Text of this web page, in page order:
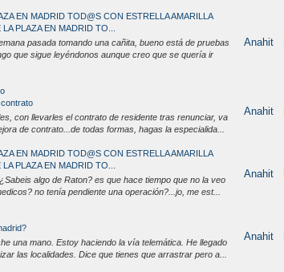
EN MADRID TOD@S CON ESTRELLA AMARILLA
PLAZA EN MADRID TO...
pasada tomando una cañita, bueno está de pruebas
que sigue leyéndonos aunque creo que se quería ir
Anahit
con llevarles el contrato de residente tras renunciar, va
de contrato...de todas formas, hagas la especialida...
Anahit
EN MADRID TOD@S CON ESTRELLA AMARILLA
PLAZA EN MADRID TO...
algo de Raton? es que hace tiempo que no la veo
no tenía pendiente una operación?...jo, me est...
Anahit
una mano. Estoy haciendo la vía telemática. He llegado
las localidades. Dice que tienes que arrastrar pero a...
Anahit